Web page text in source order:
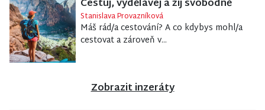
Cestuj, vydělávej a žij svobodně
Stanislava Provazníková
Máš rád/a cestování? A co kdybys mohl/a
cestovat a zároveň v...
Zobrazit inzeráty